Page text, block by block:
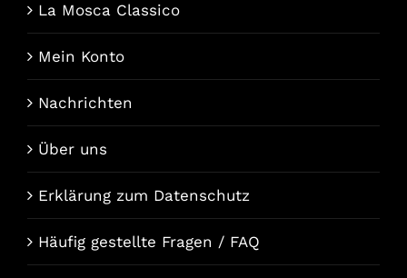
La Mosca Classico
Mein Konto
Nachrichten
Über uns
Erklärung zum Datenschutz
Häufig gestellte Fragen / FAQ